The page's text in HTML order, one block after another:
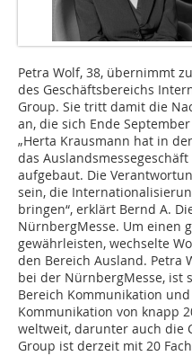
Petra Wolf, 38, übernimmt
des Geschäftsbereichs
Group. Sie tritt damit die
an, die sich Ende
„Herta Krausmann hat in
das
aufgebaut. Die
sein, die
bringen“, erklärt Bernd A.
NürnbergMesse. Um einen
gewährleisten, wechselte
den Bereich Ausland. Petra
bei der NürnbergMesse, ist
Bereich Kommunikation
Kommunikation von knapp
weltweit, darunter auch die
Group ist derzeit mit 20